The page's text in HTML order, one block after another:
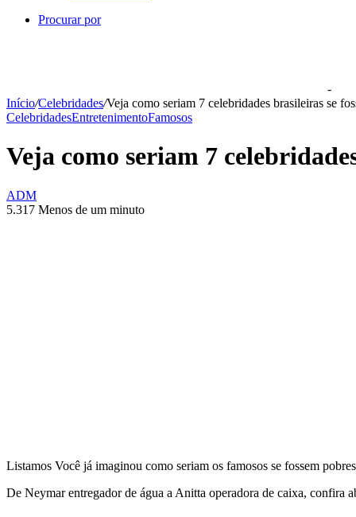
Procurar por
-
Início/Celebridades/Veja como seriam 7 celebridades brasileiras se
CelebridadesEntretenimentoFamosos
Veja como seriam 7
ADM
5.317 Menos de um minuto
Listamos Você já imaginou como seriam os famosos se fossem
De Neymar entregador de água a Anitta operadora de caixa, confira